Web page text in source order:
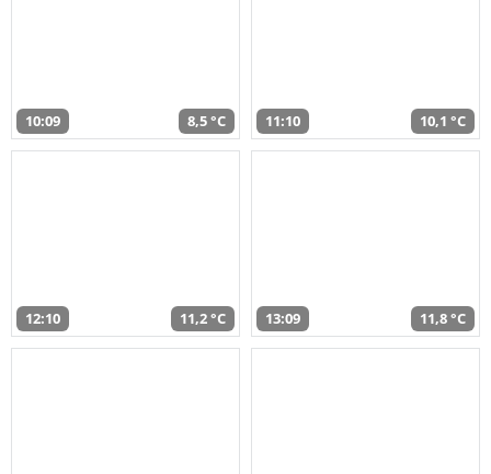
10:09 8,5 °C 11:10 10,1 °C
12:10 11,2 °C 13:09 11,8 °C